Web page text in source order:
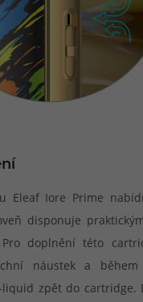
Eleaf Iore Prime
disponuje
doplnění této
náustek a
zpět do cartridge.